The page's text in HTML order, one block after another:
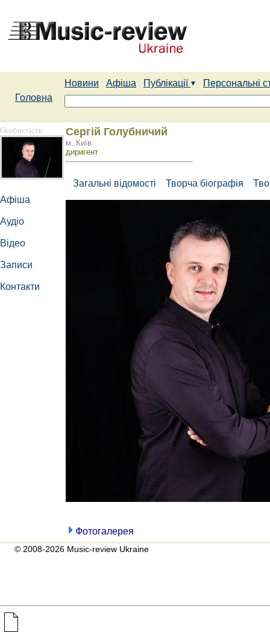
Новини Афіша Публікації
Персональні
Головна
Особистість
Афіша
Аудіо
Відео
Записи
Контакти
Сергій Голубничий
м. Київ
диригент
Загальні відомості Творча біографія
Фотогалерея
© 2008-2026 Music-review Ukraine